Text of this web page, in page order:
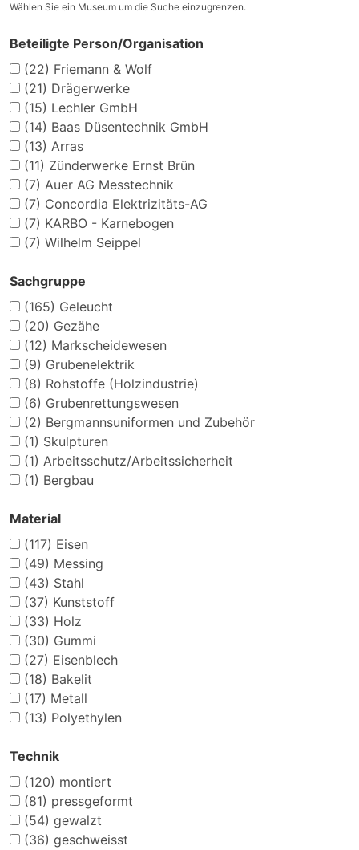
Wählen Sie ein Museum um die Suche einzugrenzen.
Beteiligte Person/Organisation
(22) Friemann & Wolf
(21) Drägerwerke
(15) Lechler GmbH
(14) Baas Düsentechnik GmbH
(13) Arras
(11) Zünderwerke Ernst Brün
(7) Auer AG Messtechnik
(7) Concordia Elektrizitäts-AG
(7) KARBO - Karnebogen
(7) Wilhelm Seippel
Sachgruppe
(165) Geleucht
(20) Gezähe
(12) Markscheidewesen
(9) Grubenelektrik
(8) Rohstoffe (Holzindustrie)
(6) Grubenrettungswesen
(2) Bergmannsuniformen und Zubehör
(1) Skulpturen
(1) Arbeitsschutz/Arbeitssicherheit
(1) Bergbau
Material
(117) Eisen
(49) Messing
(43) Stahl
(37) Kunststoff
(33) Holz
(30) Gummi
(27) Eisenblech
(18) Bakelit
(17) Metall
(13) Polyethylen
Technik
(120) montiert
(81) pressgeformt
(54) gewalzt
(36) geschweisst